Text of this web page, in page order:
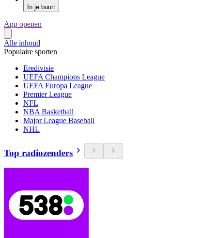
In je buurt
App openen
Alle inhoud
Populaire sporten
Eredivisie
UEFA Champions League
UEFA Europa League
Premier League
NFL
NBA Basketball
Major League Baseball
NHL
Top radiozenders